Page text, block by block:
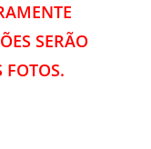
SERÃO
FOTOS.